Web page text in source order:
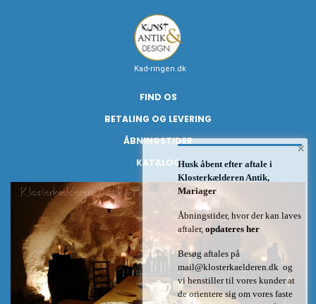
Kad-ringen.dk
FIND OS
BETALING OG LEVERING
ÅBNINGSTIDER
KATALOG
×
Husk åbent efter aftale i
Klosterkælderen Antik,
Mariager
Åbningstider, hvor der kan laves
aftaler, opdateres her
Besøg aftales på
mail@klosterkaelderen.dk og
vi henstiller til vores kunder at
de orientere sig om vores faste